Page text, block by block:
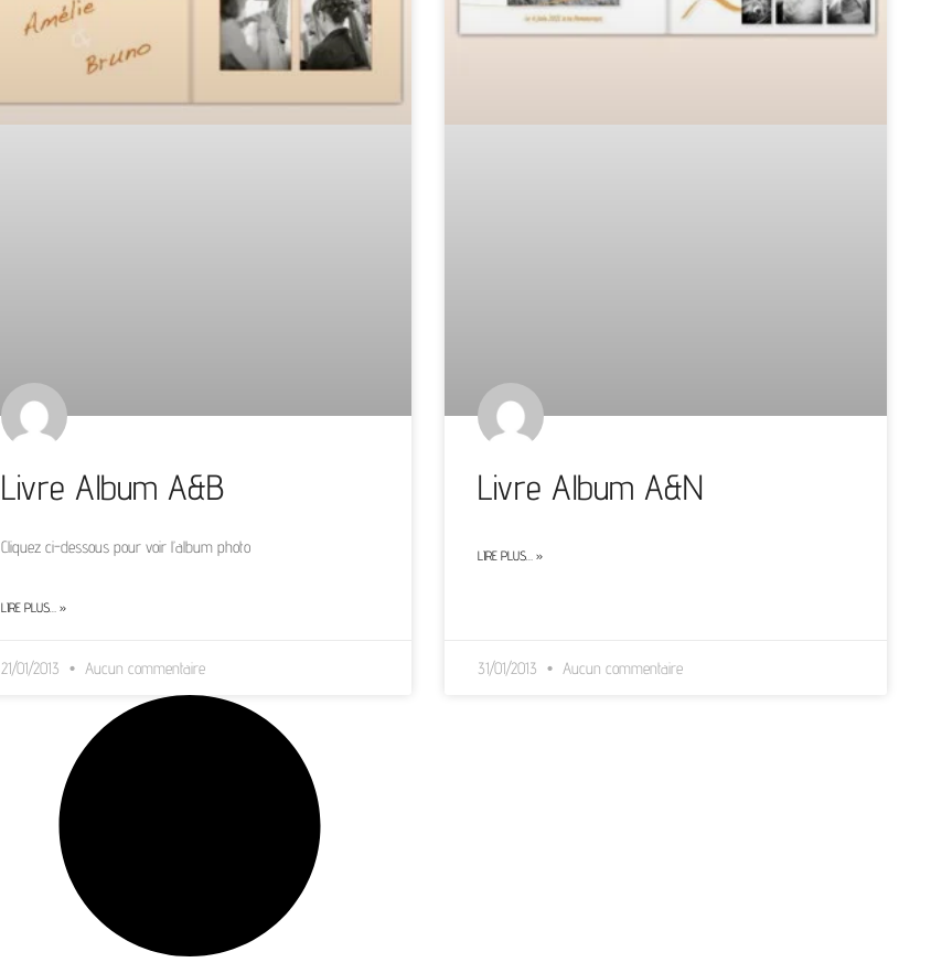
Livre Album A&B
Cliquez ci-dessous pour voir l’album photo
LIRE PLUS… »
21/01/2013 Aucun commentaire
Livre Album A&N
LIRE PLUS… »
31/01/2013 Aucun commentaire